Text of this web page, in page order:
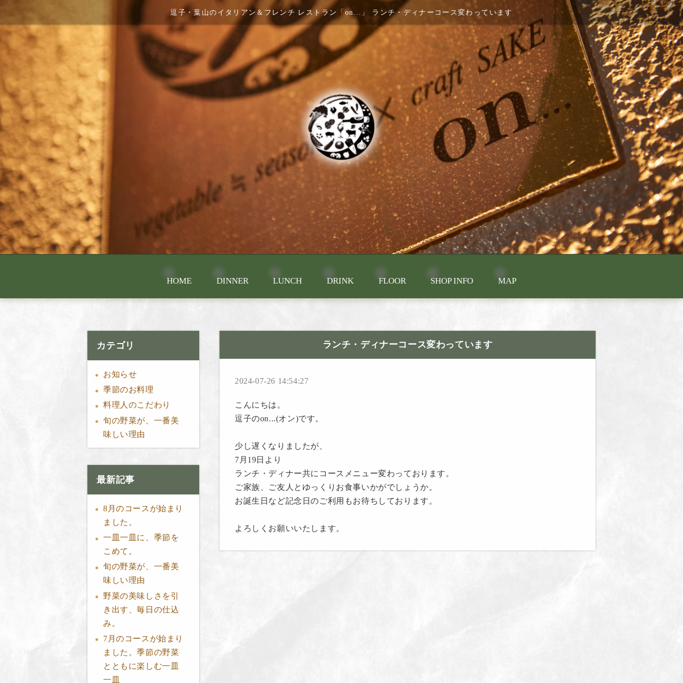
逗子・葉山のイタリアン＆フレンチ レストラン「on...」 ランチ・ディナーコース変わっています
HOME DINNER LUNCH DRINK FLOOR SHOP INFO MAP
カテゴリ
お知らせ
季節のお料理
料理人のこだわり
旬の野菜が、一番美
味しい理由
最新記事
8月のコースが始まり
ました。
一皿一皿に、季節を
こめて。
旬の野菜が、一番美
味しい理由
野菜の美味しさを引
き出す、毎日の仕込
み。
7月のコースが始まり
ました。季節の野菜
とともに楽しむ一皿
一皿
ランチ・ディナーコース変わっています
2024-07-26 14:54:27
こんにちは。
逗子のon...(オン)です。
少し遅くなりましたが、
7月19日より
ランチ・ディナー共にコースメニュー変わっております。
ご家族、ご友人とゆっくりお食事いかがでしょうか。
お誕生日など記念日のご利用もお待ちしております。
よろしくお願いいたします。